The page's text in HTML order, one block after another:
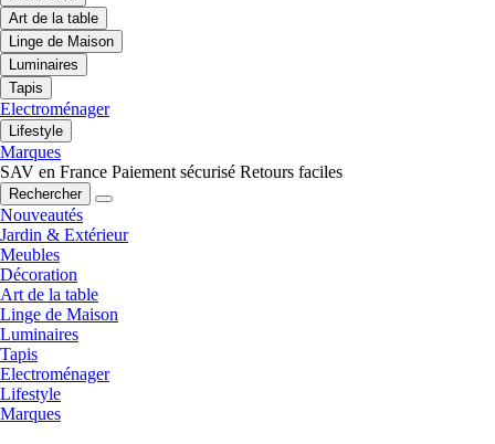
Art de la table
Linge de Maison
Luminaires
Tapis
Electroménager
Lifestyle
Marques
SAV en France Paiement sécurisé Retours faciles
Rechercher
Nouveautés
Jardin & Extérieur
Meubles
Décoration
Art de la table
Linge de Maison
Luminaires
Tapis
Electroménager
Lifestyle
Marques